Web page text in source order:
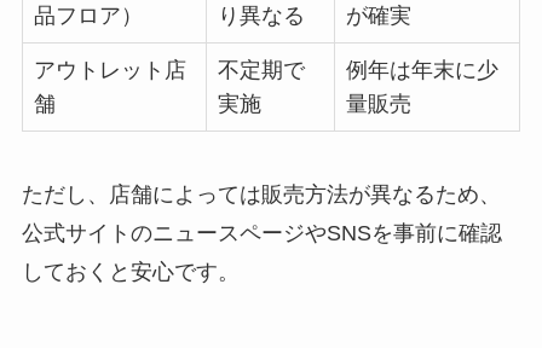
品フロア）
り異なる
が確実
アウトレット店
舗
不定期で
実施
例年は年末に少
量販売
ただし、店舗によっては販売方法が異なるため、
公式サイトのニュースページやSNSを事前に確認
しておくと安心です。